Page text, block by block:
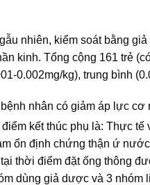
nhiên, kiểm soát bằng
kinh. Tổng cộng 161 trẻ
0.002mg/kg), trung bình
nhân có giảm áp lực cơ
kết thúc phụ là: Thực
ổn định chứng thận ứ
thời điểm đặt ống thông
dùng giả dược và 3 nhóm